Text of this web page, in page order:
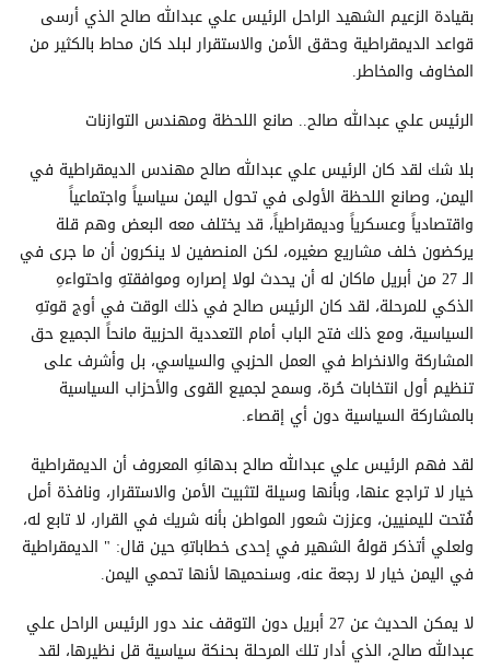
بقيادة الزعيم الشهيد الراحل الرئيس علي عبدالله صالح الذي أرسى
قواعد الديمقراطية وحقق الأمن والاستقرار لبلد كان محاط بالكثير من
المخاوف والمخاطر.
الرئيس علي عبدالله صالح.. صانع اللحظة ومهندس التوازنات
بلا شك لقد كان الرئيس علي عبدالله صالح مهندس الديمقراطية في
اليمن، وصانع اللحظة الأولى في تحول اليمن سياسياً واجتماعياً
واقتصادياً وعسكرياً وديمقراطياً، قد يختلف معه البعض وهم قلة
يركضون خلف مشاريع صغيره، لكن المنصفين لا ينكرون أن ما جرى في
الـ 27 من أبريل ماكان له أن يحدث لولا إصراره وموافقتهِ واحتواءهِ
الذكي للمرحلة، لقد كان الرئيس صالح في ذلك الوقت في أوج قوتهِ
السياسية، ومع ذلك فتح الباب أمام التعددية الحزبية مانحاً الجميع حق
المشاركة والانخراط في العمل الحزبي والسياسي، بل وأشرف على
تنظيم أول انتخابات حُرة، وسمح لجميع القوى والأحزاب السياسية
بالمشاركة السياسية دون أي إقصاء.
لقد فهم الرئيس علي عبدالله صالح بدهائهِ المعروف أن الديمقراطية
خيار لا تراجع عنها، وبأنها وسيلة لتثبيت الأمن والاستقرار، ونافذة أمل
فُتحت لليمنيين، وعززت شعور المواطن بأنه شريك في القرار، لا تابع له،
ولعلي أتذكر قولهُ الشهير في إحدى خطاباتهِ حين قال: " الديمقراطية
في اليمن خيار لا رجعة عنه، وسنحميها لأنها تحمي اليمن.
لا يمكن الحديث عن 27 أبريل دون التوقف عند دور الرئيس الراحل علي
عبدالله صالح، الذي أدار تلك المرحلة بحنكة سياسية قل نظيرها، لقد